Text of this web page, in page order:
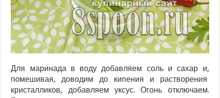
Для маринада в воду добавляем соль и сахар и,
помешивая, доводим до кипения и растворения
кристалликов, добавляем уксус. Огонь отключаем.